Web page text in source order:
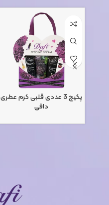
پکیج 3 عددی قلبی کرم عطری
دافی